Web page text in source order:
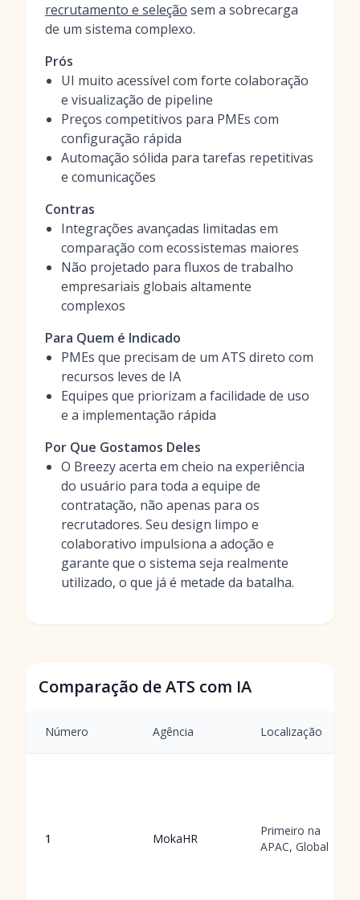
recrutamento e seleção sem a sobrecarga
de um sistema complexo.
Prós
UI muito acessível com forte colaboração
e visualização de pipeline
Preços competitivos para PMEs com
configuração rápida
Automação sólida para tarefas repetitivas
e comunicações
Contras
Integrações avançadas limitadas em
comparação com ecossistemas maiores
Não projetado para fluxos de trabalho
empresariais globais altamente
complexos
Para Quem é Indicado
PMEs que precisam de um ATS direto com
recursos leves de IA
Equipes que priorizam a facilidade de uso
e a implementação rápida
Por Que Gostamos Deles
O Breezy acerta em cheio na experiência
do usuário para toda a equipe de
contratação, não apenas para os
recrutadores. Seu design limpo e
colaborativo impulsiona a adoção e
garante que o sistema seja realmente
utilizado, o que já é metade da batalha.
Comparação de ATS com IA
Número Agência Localização
1 MokaHR
Primeiro na
APAC, Global